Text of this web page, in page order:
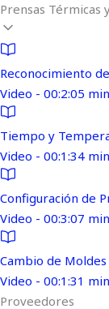
Prensas Térmicas
Reconocimiento
Video - 00:2:05
Tiempo y
Video - 00:1:34
Configuración de
Video - 00:3:07
Cambio de
Video - 00:1:31
Proveedores